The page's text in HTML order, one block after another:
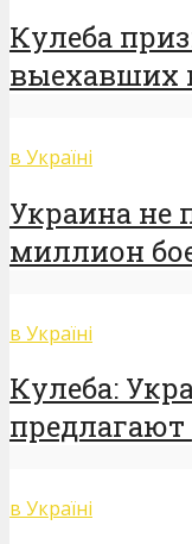
Кулеба
выехавших
в Україні
Украина не
миллион
в Україні
Кулеба:
предлагают
в Україні